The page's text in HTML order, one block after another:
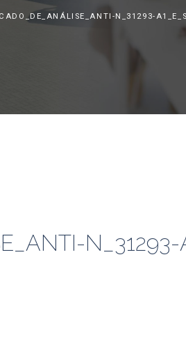
N_31293-